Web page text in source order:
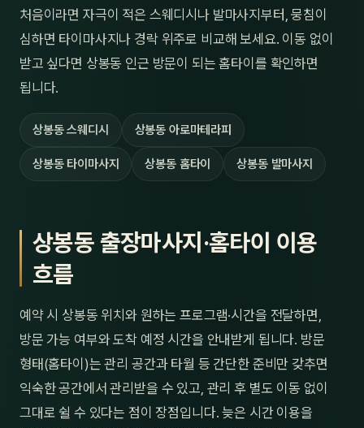
처음이라면 자극이 적은 스웨디시나 발마사지부터, 뭉침이
심하면 타이마사지나 경락 위주로 비교해 보세요. 이동 없이
받고 싶다면 상봉동 인근 방문이 되는 홈타이를 확인하면
됩니다.
상봉동 스웨디시 상봉동 아로마테라피
상봉동 타이마사지 상봉동 홈타이 상봉동 발마사지
상봉동 출장마사지·홈타이 이용
흐름
예약 시 상봉동 위치와 원하는 프로그램·시간을 전달하면,
방문 가능 여부와 도착 예정 시간을 안내받게 됩니다. 방문
형태(홈타이)는 관리 공간과 타월 등 간단한 준비만 갖추면
익숙한 공간에서 관리받을 수 있고, 관리 후 별도 이동 없이
그대로 쉴 수 있다는 점이 장점입니다. 늦은 시간 이용을